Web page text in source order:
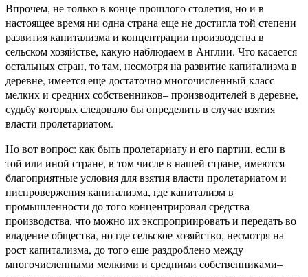
Впрочем, не только в конце прошлого столетия, но и в
настоящее время ни одна страна еще не достигла той степени
развития капитализма и концентрации производства в
сельском хозяйстве, какую наблюдаем в Англии. Что касается
остальных стран, то там, несмотря на развитие капитализма в
деревне, имеется еще достаточно многочисленный класс
мелких и средних собственников– производителей в деревне,
судьбу которых следовало бы определить в случае взятия
власти пролетариатом.
Но вот вопрос: как быть пролетариату и его партии, если в
той или иной стране, в том числе в нашей стране, имеются
благоприятные условия для взятия власти пролетариатом и
ниспровержения капитализма, где капитализм в
промышленности до того концентрировал средства
производства, что можно их экспроприировать и передать во
владение общества, но где сельское хозяйство, несмотря на
рост капитализма, до того еще раздроблено между
многочисленными мелкими и средними собственниками–